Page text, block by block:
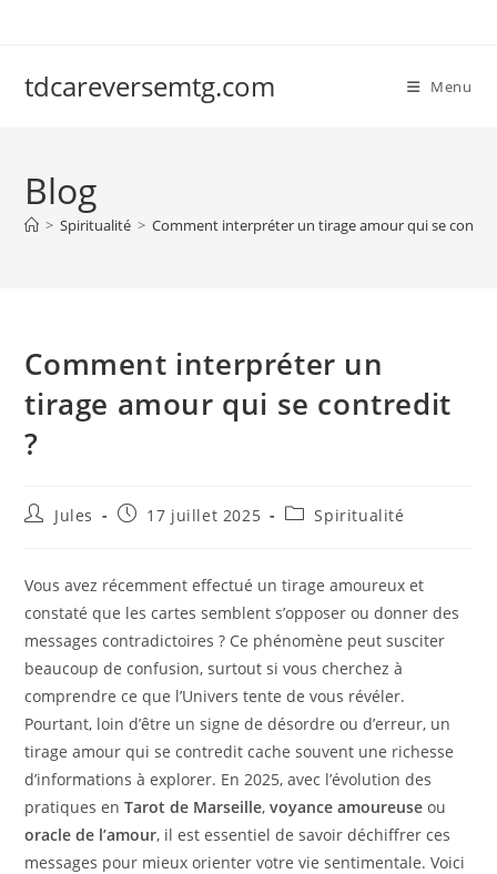
tdcareversemtg.com Menu
Blog
> Spiritualité > Comment interpréter un tirage amour qui se
Comment interpréter un
tirage amour qui se contredit
?
Auteur/autrice
publication :
Jules
Publication
17 juillet 2025
PostSpiritualité
Vous avez récemment effectué un tirage amoureux et
constaté que les cartes semblent s’opposer ou donner des
messages contradictoires ? Ce phénomène peut susciter
beaucoup de confusion, surtout si vous cherchez à
comprendre ce que l’Univers tente de vous révéler.
Pourtant, loin d’être un signe de désordre ou d’erreur, un
tirage amour qui se contredit cache souvent une richesse
d’informations à explorer. En 2025, avec l’évolution des
pratiques enTarot de Marseille,voyance amoureuse ou
oracle de l’amour, il est essentiel de savoir déchiffrer ces
messages pour mieux orienter votre vie sentimentale. Voici